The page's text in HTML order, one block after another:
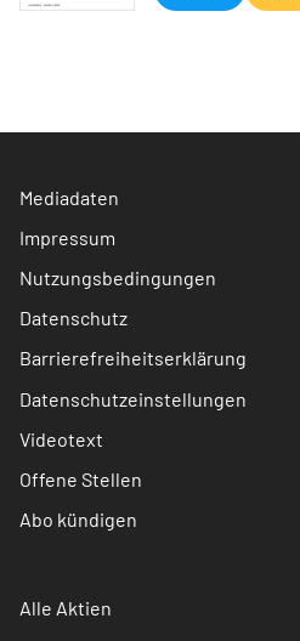
Mediadaten
Impressum
Nutzungsbedingungen
Datenschutz
Barrierefreiheitserklärung
Datenschutzeinstellungen
Videotext
Offene Stellen
Abo kündigen
Alle Aktien